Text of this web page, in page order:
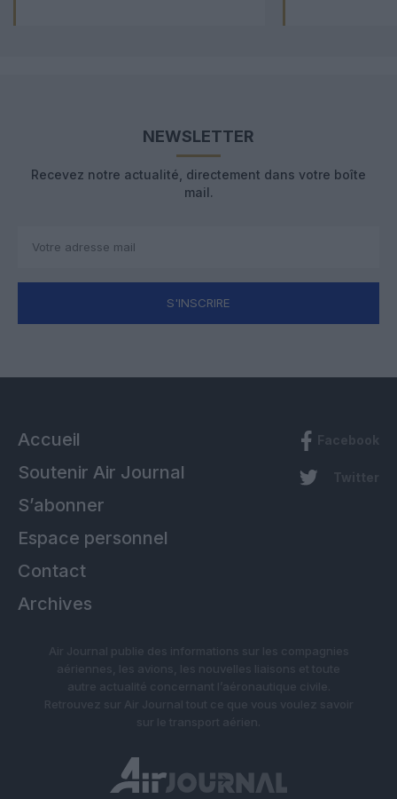
NEWSLETTER
Recevez notre actualité, directement dans votre boîte
mail.
S'INSCRIRE
Accueil
Soutenir Air Journal
S’abonner
Espace personnel
Contact
Archives